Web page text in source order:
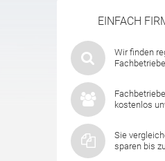
EINFACH
Wir finden
kostenlos
Sie
sparen bis